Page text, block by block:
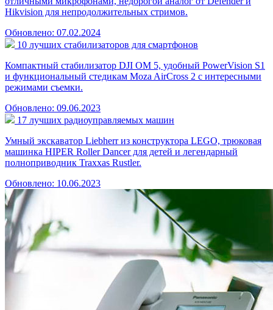
Hikvision для непродолжительных стримов.
Обновлено: 07.02.2024
10 лучших стабилизаторов для смартфонов
Компактный стабилизатор DJI OM 5, удобный PowerVision S1
и функциональный стедикам Moza AirCross 2 с интересными
режимами съемки.
Обновлено: 09.06.2023
17 лучших радиоуправляемых машин
Умный экскаватор Liebherr из конструктора LEGO, трюковая
машинка HIPER Roller Dancer для детей и легендарный
полноприводник Traxxas Rustler.
Обновлено: 10.06.2023